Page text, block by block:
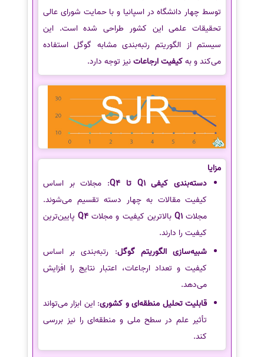
توسط چهار دانشگاه در اسپانیا و با حمایت شورای عالی
تحقیقات علمی این کشور طراحی شده است. این
سیستم از الگوریتم رتبه‌بندی مشابه گوگل استفاده
می‌کند و بهکیفیت ارجاعاتنیز توجه دارد.
مزایا
دسته‌بندی کیفی Q1 تا Q4
: مجلات بر اساس
کیفیت مقالات به چهار دسته تقسیم می‌شوند.
مجلاتQ1 بالاترین کیفیت و مجلات Q4پایین‌ترین
کیفیت را دارند.
شبیه‌سازی الگوریتم گوگل: رتبه‌بندی بر اساس
کیفیت و تعداد ارجاعات، اعتبار نتایج را افزایش
می‌دهد.
قابلیت تحلیل منطقه‌ای و کشوری: این ابزار می‌تواند
تأثیر علم در سطح ملی و منطقه‌ای را نیز بررسی
کند.